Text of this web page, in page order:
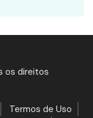
os direitos
Termos de Uso